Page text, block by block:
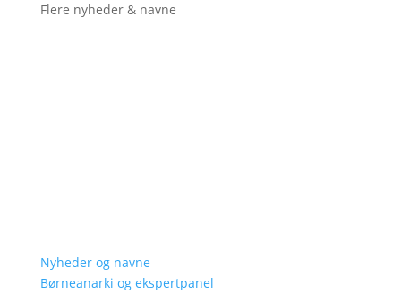
Flere nyheder & navne
Nyheder og navne
Børneanarki og ekspertpanel